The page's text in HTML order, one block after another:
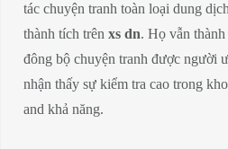
tác chuyện tranh toàn loại dung
thành tích trên xs dn. Họ vẫn
đông bộ chuyện tranh được người
nhận thấy sự kiểm tra cao trong
and khả năng.